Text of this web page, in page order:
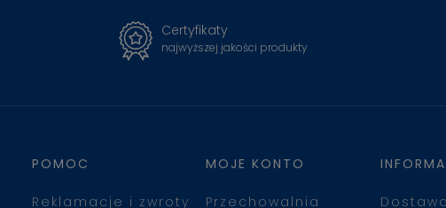
Certyfikaty
najwyższej jakości produkty
POMOC
Reklamacje i zwroty
MOJE KONTO
Przechowalnia